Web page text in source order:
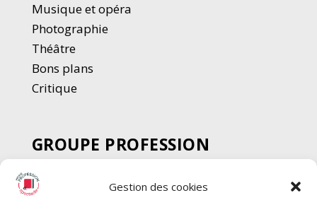
Gestion des cookies
Musique et opéra
Photographie
Théâtre
Bons plans
Critique
GROUPE PROFESSION
SPECTACLE
Chèque Intermittents